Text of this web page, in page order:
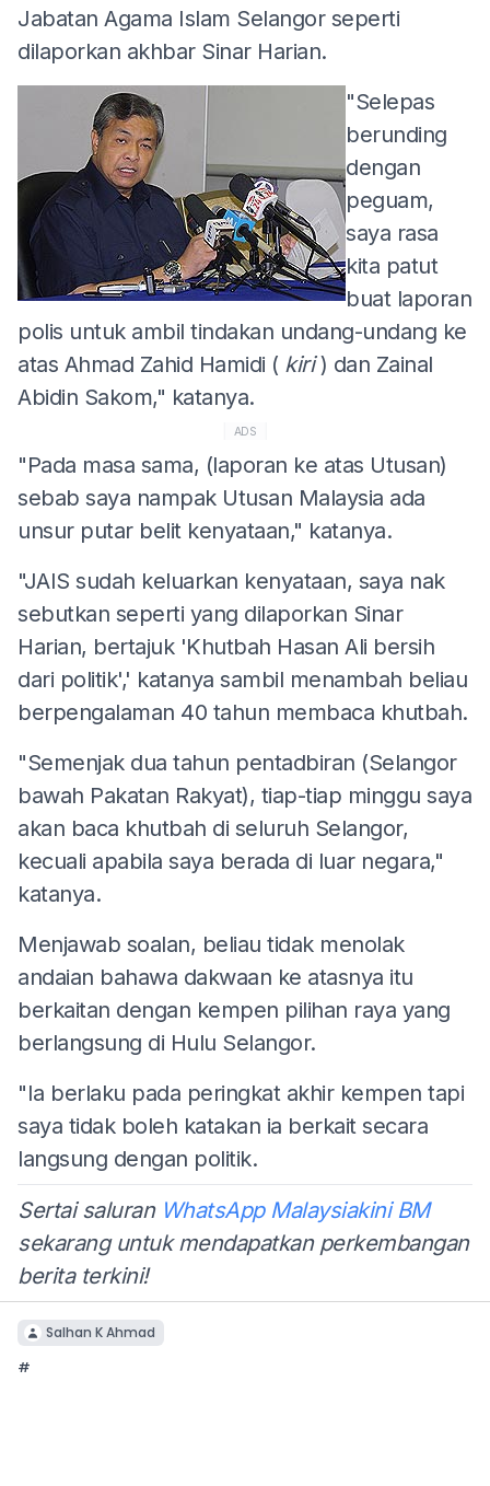
Jabatan Agama Islam Selangor seperti
dilaporkan akhbar Sinar Harian.
"Selepas
berunding
dengan
peguam,
saya rasa
kita patut
buat laporan
polis untuk ambil tindakan undang-undang ke
atas Ahmad Zahid Hamidi ( kiri) dan Zainal
Abidin Sakom," katanya.
ADS
"Pada masa sama, (laporan ke atas Utusan)
sebab saya nampak Utusan Malaysia ada
unsur putar belit kenyataan," katanya.
"JAIS sudah keluarkan kenyataan, saya nak
sebutkan seperti yang dilaporkan Sinar
Harian, bertajuk 'Khutbah Hasan Ali bersih
dari politik',' katanya sambil menambah beliau
berpengalaman 40 tahun membaca khutbah.
"Semenjak dua tahun pentadbiran (Selangor
bawah Pakatan Rakyat), tiap-tiap minggu saya
akan baca khutbah di seluruh Selangor,
kecuali apabila saya berada di luar negara,"
katanya.
Menjawab soalan, beliau tidak menolak
andaian bahawa dakwaan ke atasnya itu
berkaitan dengan kempen pilihan raya yang
berlangsung di Hulu Selangor.
"Ia berlaku pada peringkat akhir kempen tapi
saya tidak boleh katakan ia berkait secara
langsung dengan politik.
Sertai saluran WhatsApp Malaysiakini BM
sekarang untuk mendapatkan perkembangan
berita terkini!
Salhan K Ahmad
#